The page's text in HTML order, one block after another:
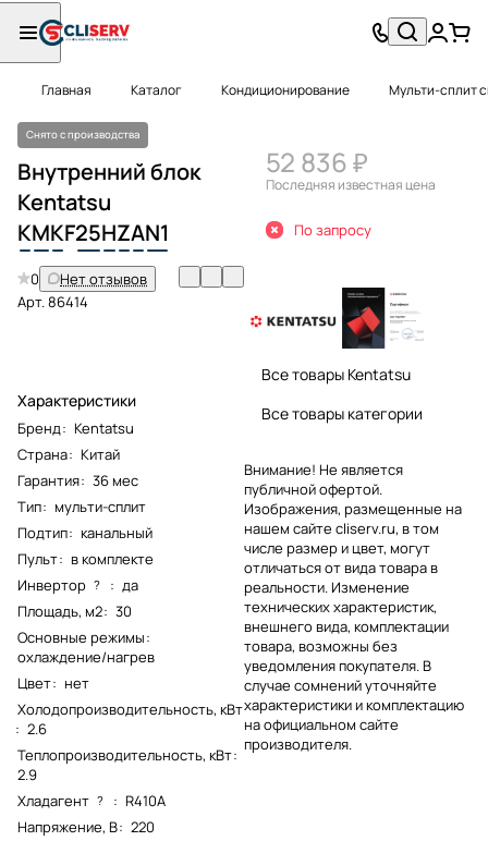
Главная Каталог Кондиционирование Мульти-сплит
Снято с производства
Внутренний блок
Kentatsu
KMKF25HZAN1
0
Нет отзывов
Арт.86414
Характеристики
Бренд: Kentatsu
Страна: Китай
Гарантия: 36 мес
Тип: мульти-сплит
Подтип: канальный
Пульт: в комплекте
Инвертор ? : да
Площадь, м2: 30
Основные режимы:
охлаждение/нагрев
Цвет: нет
Холодопроизводительность, кВт
: 2.6
Теплопроизводительность, кВт:
2.9
Хладагент ? : R410A
Напряжение, В: 220
52 836 ₽
Последняя известная цена
По запросу
Все товары Kentatsu
Все товары категории
Внимание! Не является
публичной офертой.
Изображения, размещенные на
нашем сайте cliserv.ru, в том
числе размер и цвет, могут
отличаться от вида товара в
реальности. Изменение
технических характеристик,
внешнего вида, комплектации
товара, возможны без
уведомления покупателя. В
случае сомнений уточняйте
характеристики и комплектацию
на официальном сайте
производителя.